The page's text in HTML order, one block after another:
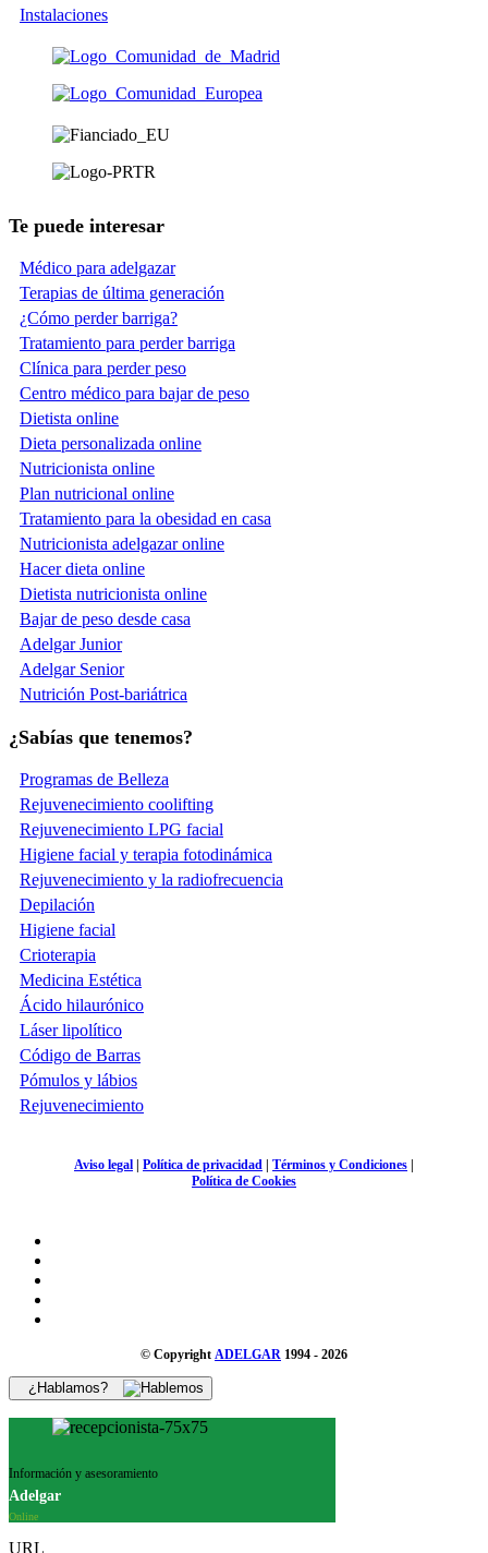
Instalaciones
Te puede interesar
Médico para adelgazar
Terapias de última generación
¿Cómo perder barriga?
Tratamiento para perder barriga
Clínica para perder peso
Centro médico para bajar de peso
Dietista online
Dieta personalizada online
Nutricionista online
Plan nutricional online
Tratamiento para la obesidad en casa
Nutricionista adelgazar online
Hacer dieta online
Dietista nutricionista online
Bajar de peso desde casa
Adelgar Junior
Adelgar Senior
Nutrición Post-bariátrica
¿Sabías que tenemos?
Programas de Belleza
Rejuvenecimiento coolifting
Rejuvenecimiento LPG facial
Higiene facial y terapia fotodinámica
Rejuvenecimiento y la radiofrecuencia
Depilación
Higiene facial
Crioterapia
Medicina Estética
Ácido hilaurónico
Láser lipolítico
Código de Barras
Pómulos y lábios
Rejuvenecimiento
Aviso legal | Política de privacidad | Términos y Condiciones |
Política de Cookies
© Copyright ADELGAR 1994 - 2026
¿Hablamos?
Información y asesoramiento
Adelgar
Online
URL